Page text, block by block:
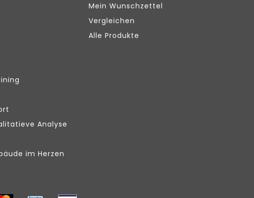
Analyse
im Herzen
Mein Wunschzettel
Vergleichen
Alle Produkte